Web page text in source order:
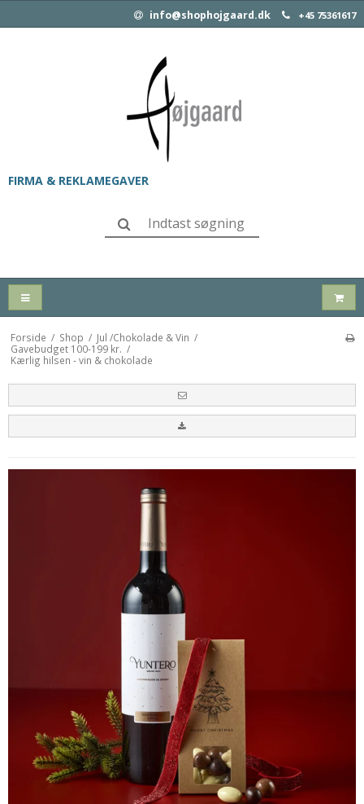
info@shophojgaard.dk +45 75361617
FIRMA & REKLAMEGAVER
Forside / Shop / Jul /Chokolade & Vin /
Gavebudget 100-199 kr. /
Kærlig hilsen - vin & chokolade